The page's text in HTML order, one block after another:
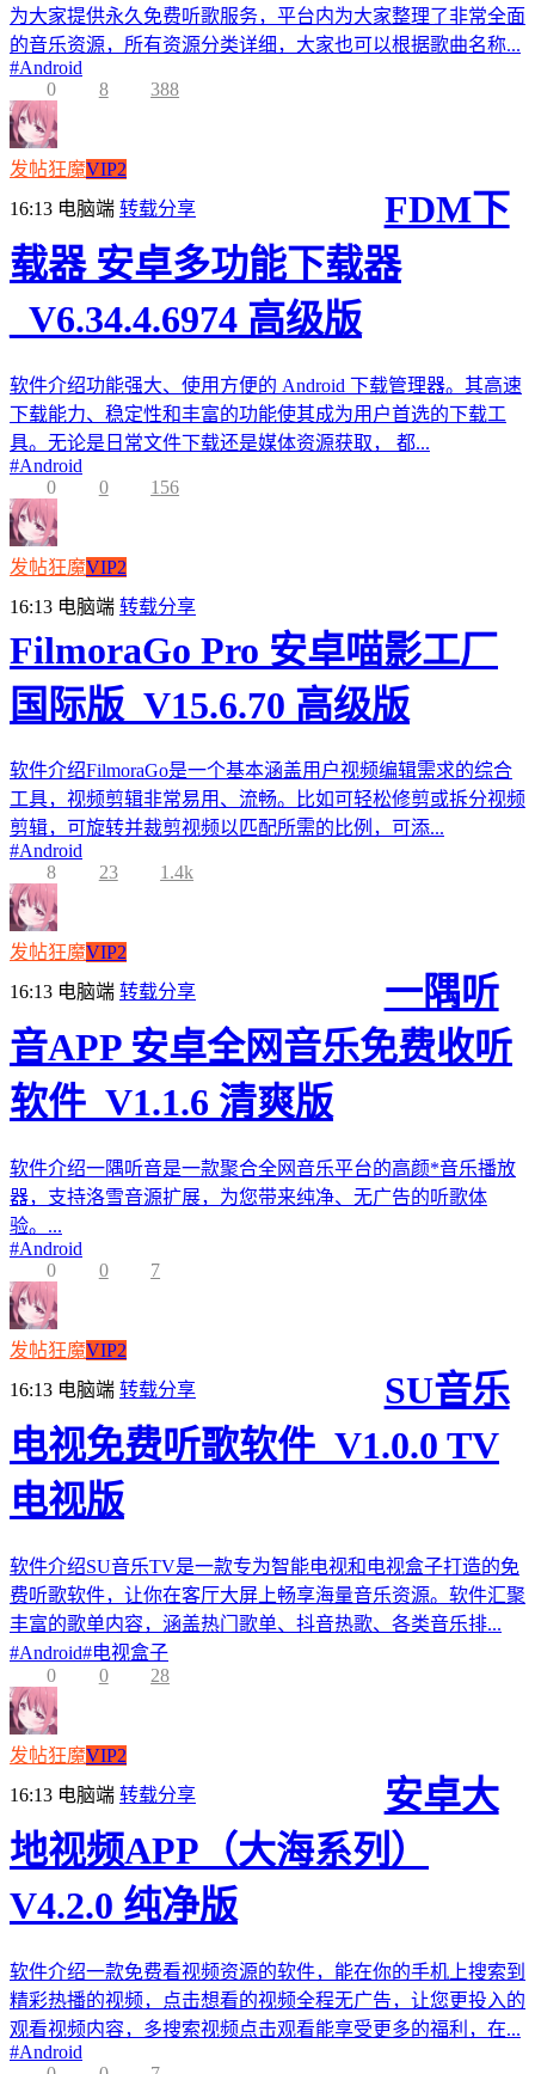
为大家提供永久免费听歌服务，平台内为大家整理了非常全面
的音乐资源，所有资源分类详细，大家也可以根据歌曲名称...
#Android
0
8 388
发帖狂魔VIP2
16:13 电脑端 转载分享
FDM下
载器 安卓多功能下载器
_V6.34.4.6974 高级版
软件介绍功能强大、使用方便的 Android 下载管理器。其高速
下载能力、稳定性和丰富的功能使其成为用户首选的下载工
具。无论是日常文件下载还是媒体资源获取， 都...
#Android
0
0 156
发帖狂魔VIP2
16:13 电脑端 转载分享
FilmoraGo Pro 安卓喵影工厂
国际版_V15.6.70 高级版
软件介绍FilmoraGo是一个基本涵盖用户视频编辑需求的综合
工具，视频剪辑非常易用、流畅。比如可轻松修剪或拆分视频
剪辑，可旋转并裁剪视频以匹配所需的比例，可添...
#Android
8
23 1.4k
发帖狂魔VIP2
16:13 电脑端 转载分享
一隅听
音APP 安卓全网音乐免费收听
软件_V1.1.6 清爽版
软件介绍一隅听音是一款聚合全网音乐平台的高颜*音乐播放
器，支持洛雪音源扩展，为您带来纯净、无广告的听歌体
验。...
#Android
0
0 7
发帖狂魔VIP2
16:13 电脑端 转载分享
SU音乐
电视免费听歌软件_V1.0.0 TV
电视版
软件介绍SU音乐TV是一款专为智能电视和电视盒子打造的免
费听歌软件，让你在客厅大屏上畅享海量音乐资源。软件汇聚
丰富的歌单内容，涵盖热门歌单、抖音热歌、各类音乐排...
#Android#电视盒子
0
0 28
发帖狂魔VIP2
16:13 电脑端 转载分享
安卓大
地视频APP（大海系列）
V4.2.0 纯净版
软件介绍一款免费看视频资源的软件，能在你的手机上搜索到
精彩热播的视频，点击想看的视频全程无广告，让您更投入的
观看视频内容，多搜索视频点击观看能享受更多的福利，在...
#Android